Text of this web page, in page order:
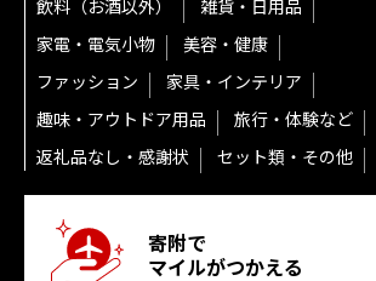
飲料（お酒以外）
雑貨・日用品
家電・電気小物
美容・健康
ファッション
家具・インテリア
趣味・アウトドア用品
旅行・体験など
返礼品なし・感謝状
セット類・その他
寄附で
マイルがつかえる